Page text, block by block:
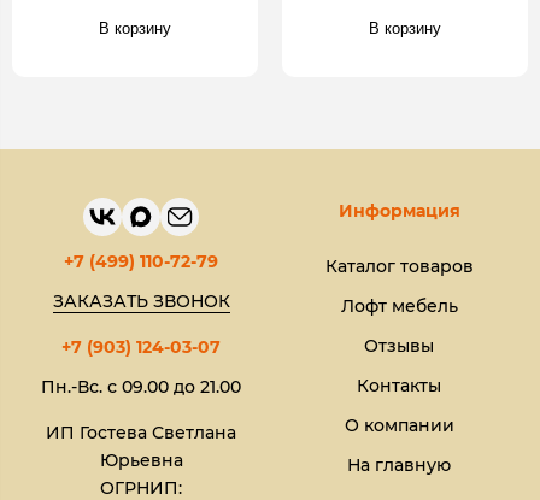
В корзину В корзину
+7 (499) 110-72-79
ЗАКАЗАТЬ ЗВОНОК
+7 (903) 124-03-07
Пн.-Вс. с 09.00 до 21.00
ИП Гостева Светлана
Юрьевна​
ОГРНИП:
Информация
Каталог товаров
Лофт мебель
Отзывы
Контакты
О компании
На главную